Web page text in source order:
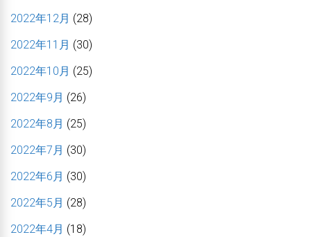
2022年12月 (28)
2022年11月 (30)
2022年10月 (25)
2022年9月 (26)
2022年8月 (25)
2022年7月 (30)
2022年6月 (30)
2022年5月 (28)
2022年4月 (18)